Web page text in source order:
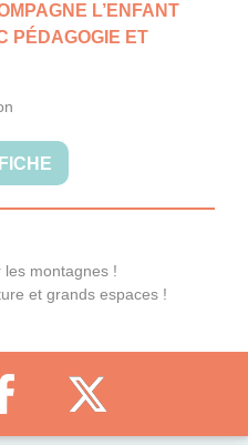
L’ENFANT
PÉDAGOGIE ET
montagnes !
et grands espaces !